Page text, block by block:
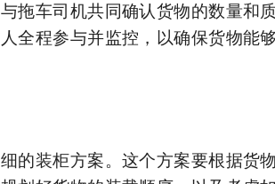
拖车司机共同确认货物的数量和
全程参与并监控，以确保货物能
的装柜方案。这个方案要根据货